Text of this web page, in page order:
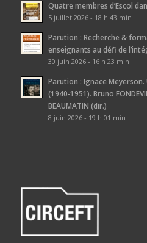
Quatre membres d’Escol
5 juillet 2026 - 18 h 43 min
Parution : Recherche &
enseignants au défi de
30 juin 2026 - 16 h 23 min
Parution : Ignace
(1940-1951). Bruno
BEAUMATIN (dir.)
8 juin 2026 - 19 h 01 min